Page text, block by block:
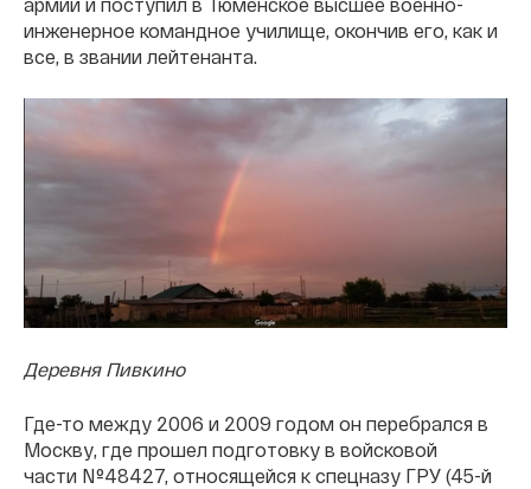
инженерное командное училище, окончив его, как и
все, в звании лейтенанта.
Деревня Пивкино
Где-то между 2006 и 2009 годом он перебрался в
Москву, где прошел подготовку в войсковой
части №48427, относящейся к спецназу ГРУ (45-й